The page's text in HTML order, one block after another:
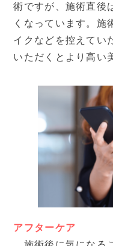
術ですが、施術直後
くなっています。施
イクなどを控えてい
いただくとより高い
アフターケア